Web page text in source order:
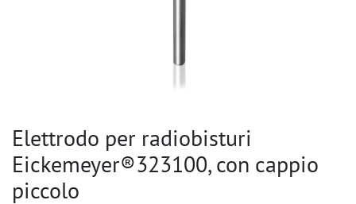
Elettrodo per radiobisturi
Eickemeyer®323100, con cappio
piccolo